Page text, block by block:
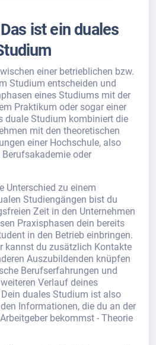
ist ein duales
einer betrieblichen bzw.
Studium entscheiden und
eines Studiums mit der
Praktikum oder sogar einer
duale Studium kombiniert die
mit den theoretischen
einer Hochschule, also
oder
Unterschied zu einem
Studiengängen bist du
Zeit in den Unternehmen
Praxisphasen dein bereits
in den Betrieb einbringen.
kannst du zusätzlich Kontakte
Auszubildenden knüpfen
Berufserfahrungen und
Verlauf deines
duales Studium ist also
Informationen, die du an der
bekommst - Theorie